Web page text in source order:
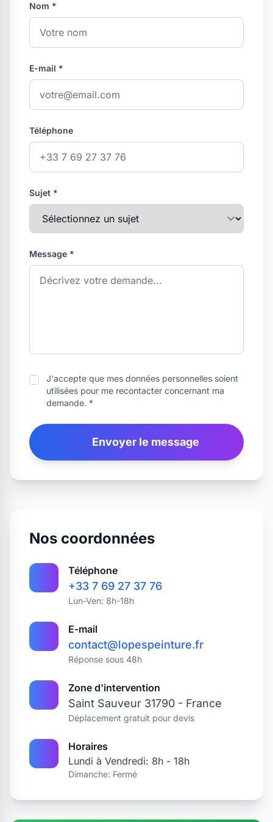
Nom *
E-mail *
Téléphone
Sujet *
Message *
J'accepte que mes données personnelles soient
utilisées pour me recontacter concernant ma
demande. *
Envoyer le message
Nos coordonnées
Téléphone
+33 7 69 27 37 76
Lun-Ven: 8h-18h
E-mail
contact@lopespeinture.fr
Réponse sous 48h
Zone d'intervention
Saint Sauveur 31790 - France
Déplacement gratuit pour devis
Horaires
Lundi à Vendredi: 8h - 18h
Dimanche: Fermé